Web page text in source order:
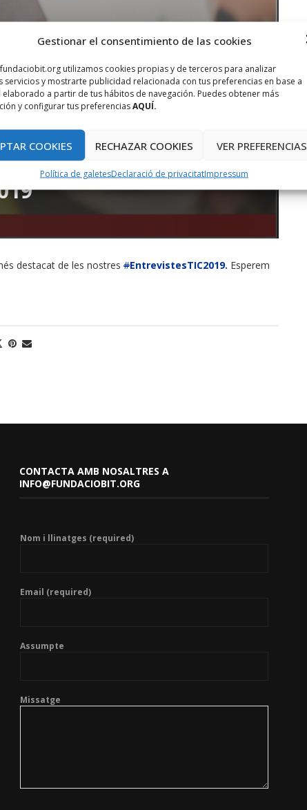
Gestionar el consentimiento de las cookies
utilizamos cookies propias y de terceros para analizar
servicios y mostrarte publicidad relacionada con tus preferencias en base a
elaborado a partir de tus hábitos de navegación. Puedes obtener más
y configurar tus preferenciasAQUÍ.
COOKIES RECHAZAR COOKIES VER PREFERENCIAS
Política de galetesDeclaració de privacitatImpressum
destacat de les nostres #EntrevistesTIC2019. Esperem
CONTACTA AMB NOSALTRES A
INFO@FUNDACIOBIT.ORG
Nom i llinatges (required)
Email (required)
Assumpte
Missatge